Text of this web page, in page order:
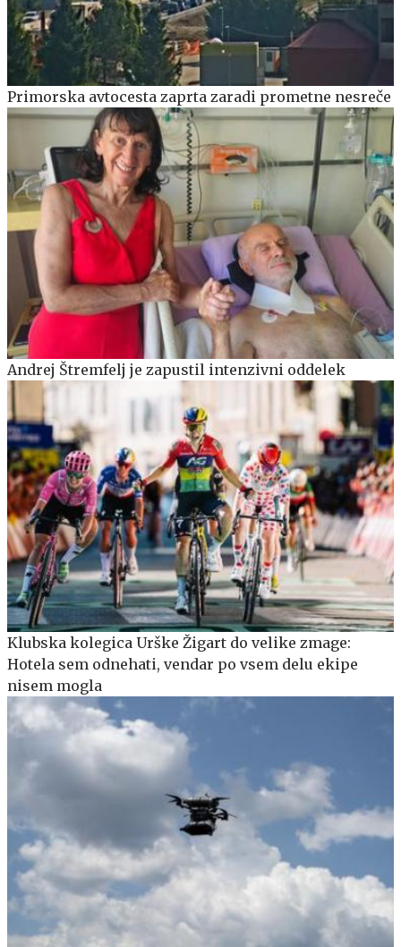
Primorska avtocesta zaprta zaradi prometne nesreče
Andrej Štremfelj je zapustil intenzivni oddelek
Klubska kolegica Urške Žigart do velike zmage:
Hotela sem odnehati, vendar po vsem delu ekipe
nisem mogla